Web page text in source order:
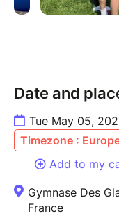
Date and
Tue May 05,
Timezone :
Add to my
Gymnase Des
France